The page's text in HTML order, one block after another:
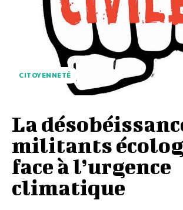
CITOYENNETÉ
La
militants
face à l’urgence
climatique